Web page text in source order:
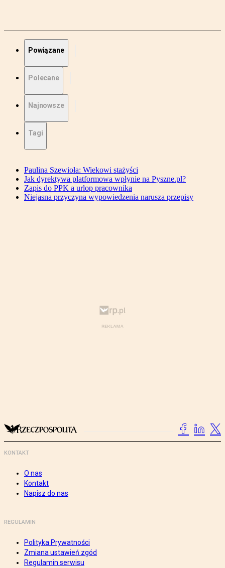
Powiązane
Polecane
Najnowsze
Tagi
Paulina Szewioła: Wiekowi stażyści
Jak dyrektywa platformowa wpłynie na Pyszne.pl?
Zapis do PPK a urlop pracownika
Niejasna przyczyna wypowiedzenia narusza przepisy
KONTAKT
O nas
Kontakt
Napisz do nas
REGULAMIN
Polityka Prywatności
Zmiana ustawień zgód
Regulamin serwisu